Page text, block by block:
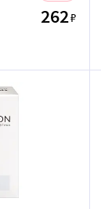
262₽